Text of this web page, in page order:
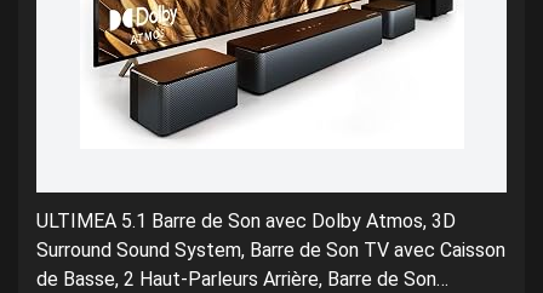
ULTIMEA 5.1 Barre de Son avec Dolby Atmos, 3D
Surround Sound System, Barre de Son TV avec Caisson
de Basse, 2 Haut-Parleurs Arrière, Barre de Son